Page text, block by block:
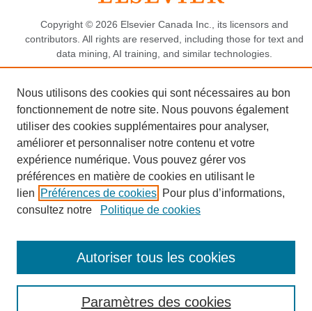
Copyright © 2026 Elsevier Canada Inc., its licensors and
contributors. All rights are reserved, including those for text and
data mining, AI training, and similar technologies.
Politique de confidentialité
Les cookies sont utilisés par ce site.Avis relatif aux cookies
Cookies & settings.
Nous utilisons des cookies qui sont nécessaires au bon
fonctionnement de notre site. Nous pouvons également
utiliser des cookies supplémentaires pour analyser,
améliorer et personnaliser notre contenu et votre
expérience numérique. Vous pouvez gérer vos
préférences en matière de cookies en utilisant le
lien
Préférences de cookies . Pour plus d’informations,
consultez notre
Politique de cookies
Paramètres des cookies
Autoriser tous les cookies